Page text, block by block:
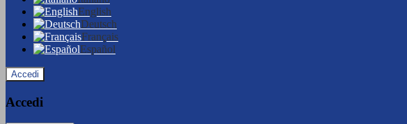
English
Deutsch
Français
Español
Accedi
Accedi